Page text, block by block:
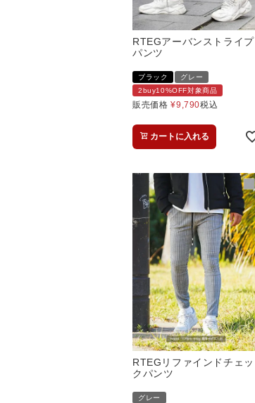
RTEGアーバンストライプ
パンツ
ブラック
グレー
2buy10%OFF対象商品
販売価格 ¥9,790税込
カートに入れる
RTEGリファインドチェッ
クパンツ
グレー